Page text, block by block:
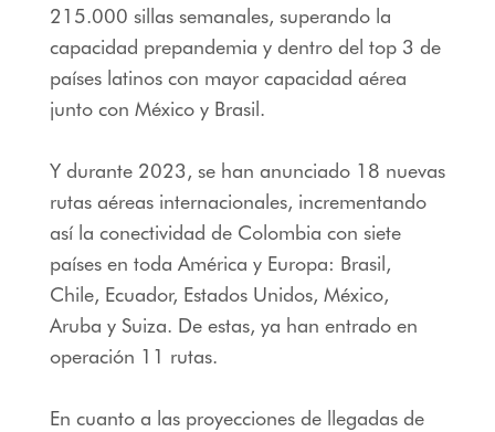
215.000 sillas semanales, superando la
capacidad prepandemia y dentro del top 3 de
países latinos con mayor capacidad aérea
junto con México y Brasil.
Y durante 2023, se han anunciado 18 nuevas
rutas aéreas internacionales, incrementando
así la conectividad de Colombia con siete
países en toda América y Europa: Brasil,
Chile, Ecuador, Estados Unidos, México,
Aruba y Suiza. De estas, ya han entrado en
operación 11 rutas.
En cuanto a las proyecciones de llegadas de